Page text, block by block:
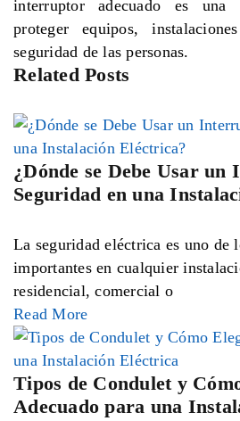
interruptor adecuado es una
proteger equipos,
seguridad de las personas.
Related Posts
¿Dónde se Debe Usar
Seguridad en una
La seguridad eléctrica es uno de
importantes en cualquier
residencial, comercial o
Read More
Tipos de Condulet y
Adecuado para una